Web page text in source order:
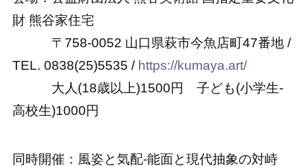
財 熊谷家住宅
〒758-0052 山口県萩市今魚店町47番地 /
TEL. 0838(25)5535 / https://kumaya.art/
大人(18歳以上)1500円 子ども(小学生-
高校生)1000円
同時開催：風姿と気配-能面と現代抽象の対峙